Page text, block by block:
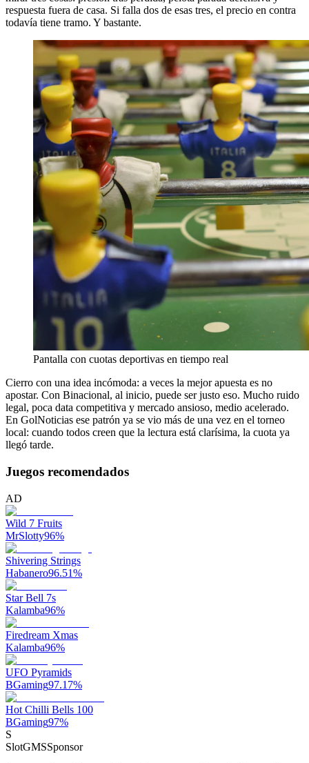
respuesta fuera de casa. Si falla dos de esas tres, el precio en contra
todavía tiene tramo. Y bastante.
Pantalla con cuotas deportivas en tiempo real
Cierro con una idea incómoda: a veces la mejor apuesta es no
apostar. Con Binacional, al inicio, puede ser justo eso. Mucho ruido
legal, poca data competitiva y mercado ansioso, medio acelerado.
En GolNoticias ese patrón ya se vio más de una vez en el torneo
local: cuando todos creen que la lectura está clarísima, la cuota ya
llegó tarde.
Juegos recomendados
AD
Wild 7 Fruits
MrSlotty96%
Shivering Strings
Habanero96.51%
Star Bell 7s
Kalamba96%
Firedream Xmas
Kalamba96%
UFO Pyramids
BGaming97.17%
Hot Chilli Bells 100
BGaming97%
S
SlotGMSSponsor